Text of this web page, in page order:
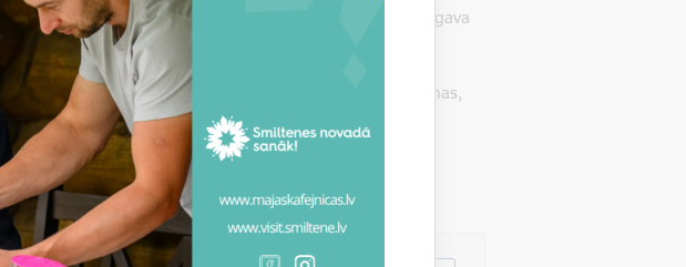
personīgi klātesot līgavainim un līgavai. Līgavainis un līgava
Liecinieku neierašanās nav šķērslis laulības noslēgšanai.
var reģistrēt laulību citā piemērotā vietā, ja personas,
piemērotus vai atbilstošus apstākļus.